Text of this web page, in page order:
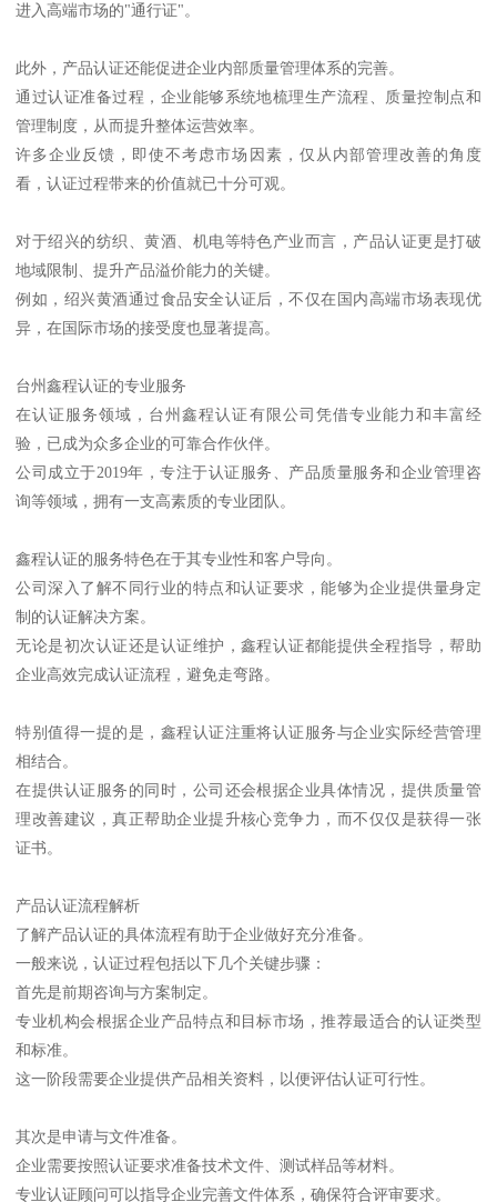
进入高端市场的"通行证"。
此外，产品认证还能促进企业内部质量管理体系的完善。
通过认证准备过程，企业能够系统地梳理生产流程、质量控制点和
管理制度，从而提升整体运营效率。
许多企业反馈，即使不考虑市场因素，仅从内部管理改善的角度
看，认证过程带来的价值就已十分可观。
对于绍兴的纺织、黄酒、机电等特色产业而言，产品认证更是打破
地域限制、提升产品溢价能力的关键。
例如，绍兴黄酒通过食品安全认证后，不仅在国内高端市场表现优
异，在国际市场的接受度也显著提高。
台州鑫程认证的专业服务
在认证服务领域，台州鑫程认证有限公司凭借专业能力和丰富经
验，已成为众多企业的可靠合作伙伴。
公司成立于2019年，专注于认证服务、产品质量服务和企业管理咨
询等领域，拥有一支高素质的专业团队。
鑫程认证的服务特色在于其专业性和客户导向。
公司深入了解不同行业的特点和认证要求，能够为企业提供量身定
制的认证解决方案。
无论是初次认证还是认证维护，鑫程认证都能提供全程指导，帮助
企业高效完成认证流程，避免走弯路。
特别值得一提的是，鑫程认证注重将认证服务与企业实际经营管理
相结合。
在提供认证服务的同时，公司还会根据企业具体情况，提供质量管
理改善建议，真正帮助企业提升核心竞争力，而不仅仅是获得一张
证书。
产品认证流程解析
了解产品认证的具体流程有助于企业做好充分准备。
一般来说，认证过程包括以下几个关键步骤：
首先是前期咨询与方案制定。
专业机构会根据企业产品特点和目标市场，推荐最适合的认证类型
和标准。
这一阶段需要企业提供产品相关资料，以便评估认证可行性。
其次是申请与文件准备。
企业需要按照认证要求准备技术文件、测试样品等材料。
专业认证顾问可以指导企业完善文件体系，确保符合评审要求。